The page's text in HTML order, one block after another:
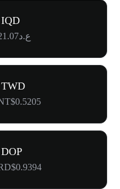
konversi 1 PONKE ke ع.د21.07
TWD